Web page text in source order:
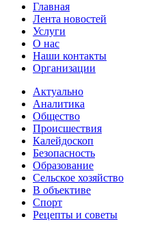
Главная
Лента новостей
Услуги
О нас
Наши контакты
Организации
Актуально
Аналитика
Общество
Происшествия
Калейдоскоп
Безопасность
Образование
Сельское хозяйство
В объективе
Спорт
Рецепты и советы